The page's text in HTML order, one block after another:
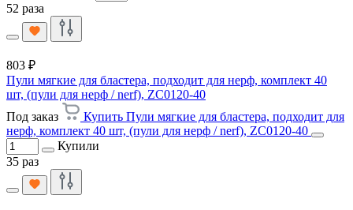
52 раза
803 ₽
Пули мягкие для бластера, подходит для нерф, комплект 40
шт, (пули для нерф / nerf), ZC0120-40
Под заказ
Купить Пули мягкие для бластера, подходит для
нерф, комплект 40 шт, (пули для нерф / nerf), ZC0120-40
Купили
35 раз